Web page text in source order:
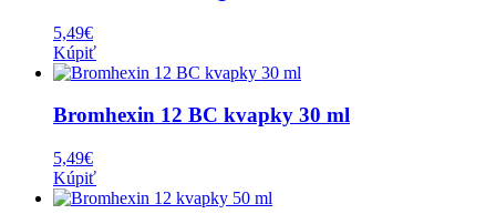
5,49€
Kúpiť
Bromhexin 12 BC kvapky 30 ml
5,49€
Kúpiť